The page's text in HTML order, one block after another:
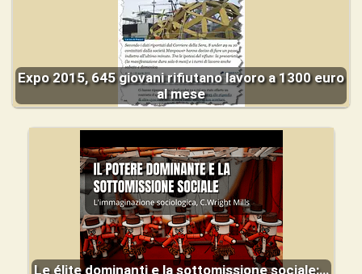
Expo 2015, 645 giovani rifiutano lavoro a 1300 euro
al mese
Le élite dominanti e la sottomissione sociale:…